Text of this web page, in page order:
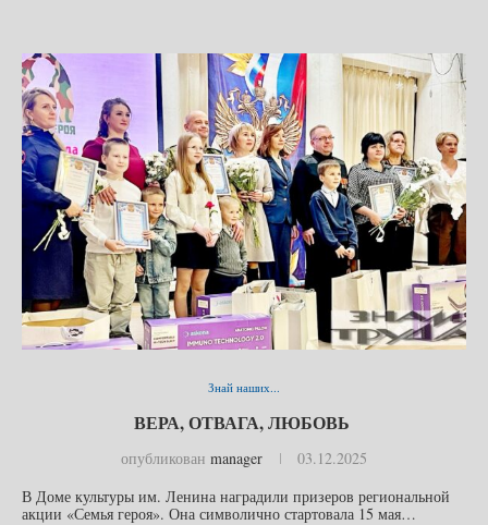
Знай наших...
ВЕРА, ОТВАГА, ЛЮБОВЬ
опубликован manager
03.12.2025
В Доме культуры им. Ленина наградили призеров региональной
акции «Семья героя». Она символично стартовала 15 мая…